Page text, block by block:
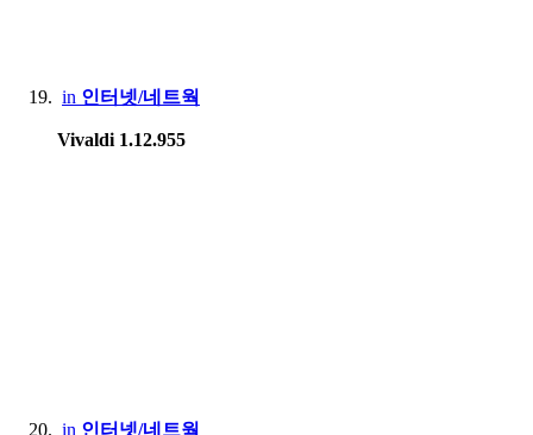
in 인터넷/네트웍
Vivaldi 1.12.955
in 인터넷/네트웍